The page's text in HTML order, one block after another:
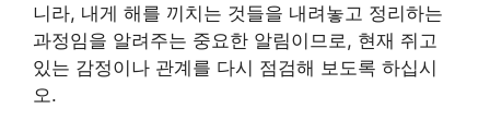
니라, 내게 해를 끼치는 것들을 내려놓고 정리하는
과정임을 알려주는 중요한 알림이므로, 현재 쥐고
있는 감정이나 관계를 다시 점검해 보도록 하십시
오.